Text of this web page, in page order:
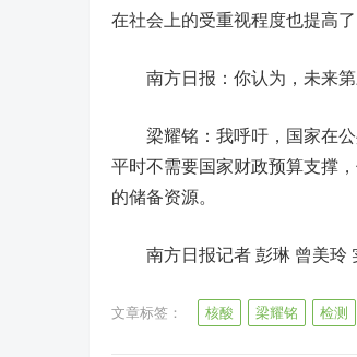
在社会上的受重视程度也提高
南方日报：你认为，未来第
梁耀铭：我呼吁，国家在公
平时不需要国家财政预算支撑
的储备资源。
南方日报记者 彭琳 曾美玲
文章标签： 核酸 梁耀铭 检测